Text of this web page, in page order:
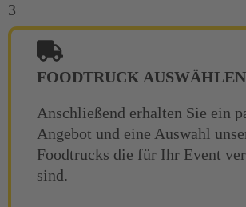
3
FOODTRUCK AUSWÄHLEN
Anschließend erhalten Sie ein
Angebot und eine Auswahl
Foodtrucks die für Ihr Event
sind.